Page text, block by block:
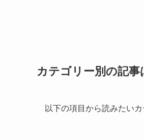
カテゴリー別の記事
以下の項目から読みたい